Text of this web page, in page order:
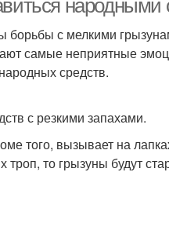
с мелкими
самые неприятные
средств.
с резкими запахами.
того, вызывает на
то грызуны будут